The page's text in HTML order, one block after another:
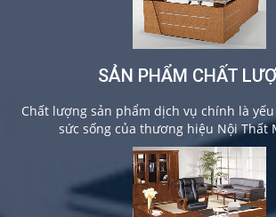
SẢN PHẨM CHẤT
Chất lượng sản phẩm dịch vụ chính là
sức sống của thương hiệu Nội Thất